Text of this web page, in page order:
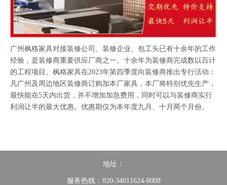
广州枫格家具对接装修公司、装修企业、包工头已有十余年的工作
经验，是装修商重要供应厂商之一。十余年为装修商完成数以百计
的工程项目。枫格家具在2023年第四季度向装修商推出专行活动：
凡广州及周边地区装修商订购加本厂家具，本厂将特别优先生产，
最快能在5天内出货，并不增加加急费用，同时可以与装修商实行
利润让半的最大优惠。优惠期仅为本年度九月、十月两个月份。
地址：
服务热线：020-34011624-8008